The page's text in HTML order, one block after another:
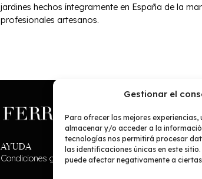
Gestionar el
Para ofrecer las mejores
almacenar y/o acceder a la
tecnologías nos permitirá procesar
las identificaciones únicas en este
puede afectar negativamente a
jardines hechos íntegramente en España de la
profesionales artesanos.
AYUDA
Condiciones generales
CONTACTO
649 76 03 21